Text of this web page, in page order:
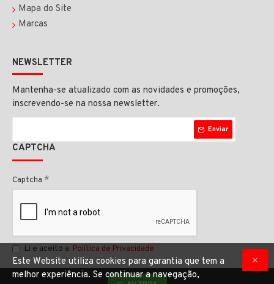
Mapa do Site
Marcas
NEWSLETTER
Mantenha-se atualizado com as novidades e promoções,
inscrevendo-se na nossa newsletter.
Enviar
CAPTCHA
Captcha
Li e aceito a Política de Privacidade
Este Website utiliza cookies para garantia que tem a
melhor experiência. Se continuar a navegação,